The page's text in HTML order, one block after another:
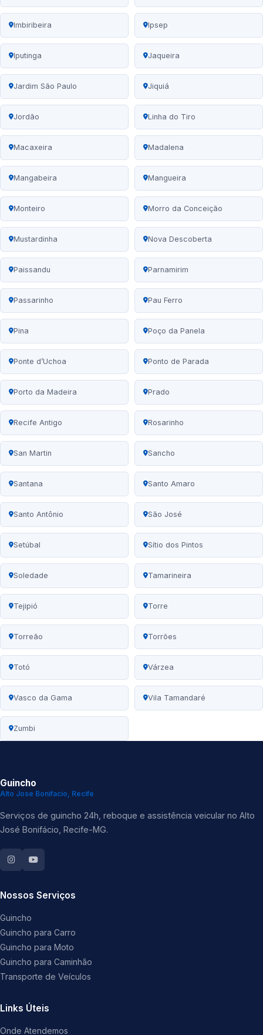
Imbiribeira Ipsep
Iputinga Jaqueira
Jardim São Paulo Jiquiá
Jordão Linha do Tiro
Macaxeira Madalena
Mangabeira Mangueira
Monteiro Morro da Conceição
Mustardinha Nova Descoberta
Paissandu Parnamirim
Passarinho Pau Ferro
Pina Poço da Panela
Ponte d’Uchoa Ponto de Parada
Porto da Madeira Prado
Recife Antigo Rosarinho
San Martin Sancho
Santana Santo Amaro
Santo Antônio São José
Setúbal Sítio dos Pintos
Soledade Tamarineira
Tejipió Torre
Torreão Torrões
Totó Várzea
Vasco da Gama Vila Tamandaré
Zumbi
Guincho
Alto Jose Bonifacio, Recife
Serviços de guincho 24h, reboque e assistência veicular no Alto
José Bonifácio, Recife-MG.
Nossos Serviços
Guincho
Guincho para Carro
Guincho para Moto
Guincho para Caminhão
Transporte de Veículos
Links Úteis
Onde Atendemos